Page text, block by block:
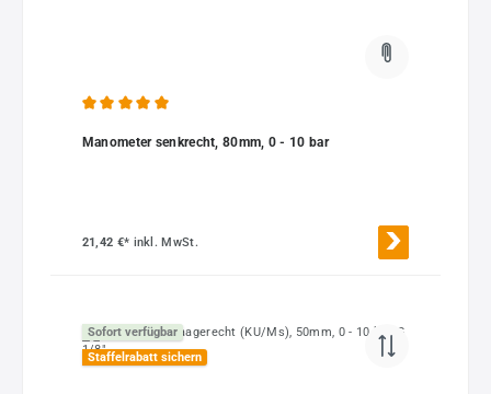
Manometer senkrecht, 80mm, 0 - 10 bar
21,42 €* inkl. MwSt.
Sofort verfügbar
Staffelrabatt sichern